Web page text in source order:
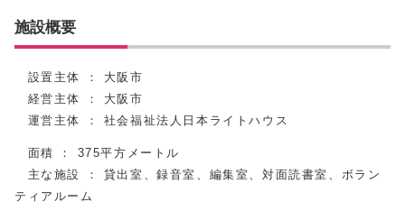
施設概要
設置主体 ： 大阪市
経営主体 ： 大阪市
運営主体 ： 社会福祉法人日本ライトハウス
面積 ： 375平方メートル
主な施設 ： 貸出室、録音室、編集室、対面読書室、ボラン
ティアルーム